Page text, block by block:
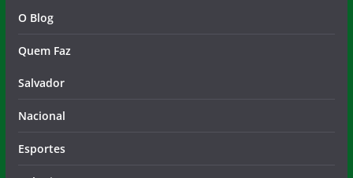
O Blog
Quem Faz
Salvador
Nacional
Esportes